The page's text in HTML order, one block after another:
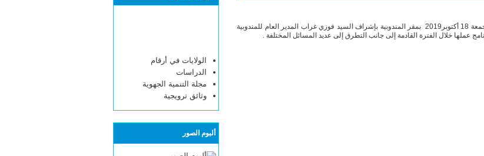
الولايات في أرقام
الدراسات
مجلة التنمية الجهوية
وثائق ترويجية
ألبوم الصور
عقدت لجنة المديرين بالمندوبية العامة للتنمية الجهوية جلسة يوم الجمعة 18 أكتوبر2019 بمقر المندوبية بإشراف السيد فوزي غراب المدير العام للمندوبية
عملها خلال الفترة القادمة إلى جانب التطرق إلى عديد المسائل المختلفة .